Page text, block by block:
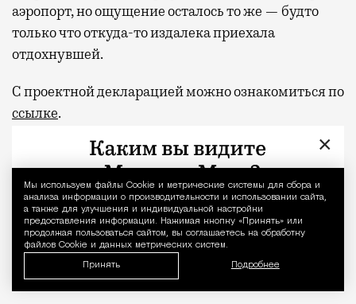
Уведомление
Мы используем файлы Сookie и метрические системы для сбора и
анализа информации о производительности и использовании сайта,
а также для улучшения и индивидуальной настройки
предоставления информации. Нажимая кнопку «Принять» или
продолжая пользоваться сайтом, вы соглашаетесь на обработку
файлов Cookie и данных метрических систем.
Принять Подробнее
аэропорт, но ощущение осталось то же — будто
только что откуда-то издалека приехала
отдохнувшей.
С проектной декларацией можно ознакомиться по
ссылке.
пресс-служба девелоперской компании
«Новая Эра» и пресс-служба АНО «Развитие
парков»
Отпуск в этом году у меня кочует: сначала
Реклама
квартал «КОД Сокольники»
×